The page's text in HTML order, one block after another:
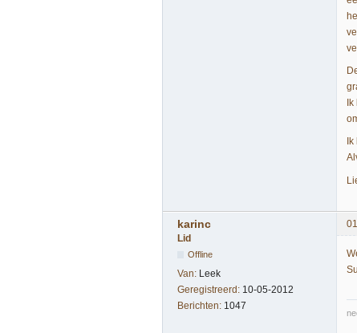
karinc
Lid
Offline
Van: Leek
Geregistreerd: 10-05-2012
Berichten: 1047